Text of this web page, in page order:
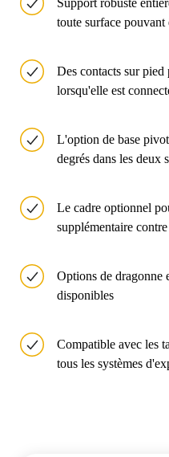
Support robuste
toute surface pouvant
Des contacts sur pied
lorsqu'elle est
L'option de base
degrés dans les deux
Le cadre optionnel
supplémentaire
Options de dragonne
disponibles
Compatible avec les
tous les systèmes